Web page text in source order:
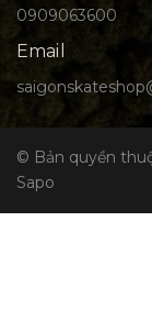
0909063600
Email
© Bản quyền
Sapo